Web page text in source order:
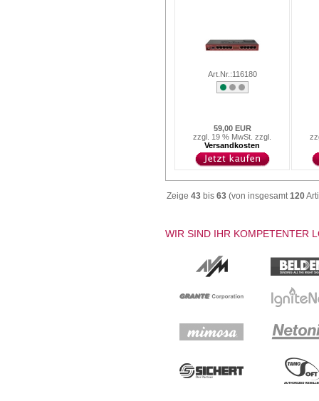
Art.Nr.:116180
59,00 EUR
zzgl. 19 % MwSt. zzgl.
Versandkosten
Zeige 43 bis 63 (von insgesamt120
WIR SIND IHR KOMPETENTER